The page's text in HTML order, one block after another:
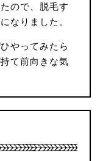
ので、脱毛す
なりました。
やってみたら
て前向きな気